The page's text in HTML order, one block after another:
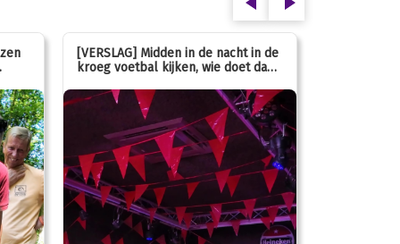
[VERSLAG] Midden in de nacht in de
kroeg voetbal kijken, wie doet dan